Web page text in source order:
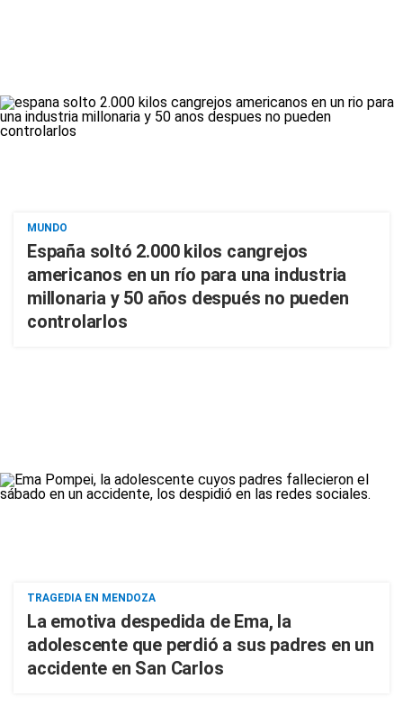
MUNDO
España soltó 2.000 kilos cangrejos
americanos en un río para una industria
millonaria y 50 años después no pueden
controlarlos
TRAGEDIA EN MENDOZA
La emotiva despedida de Ema, la
adolescente que perdió a sus padres en un
accidente en San Carlos